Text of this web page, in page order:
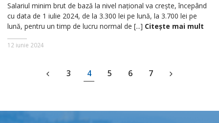
Salariul minim brut de bază la nivel național va crește, începând
cu data de 1 iulie 2024, de la 3.300 lei pe lună, la 3.700 lei pe
lună, pentru un timp de lucru normal de [...] Citește mai mult
12 iunie 2024
3 4 5 6 7